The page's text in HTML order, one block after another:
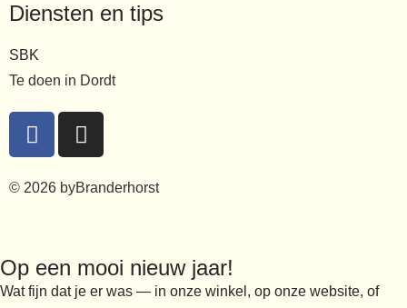
Diensten en tips
SBK
Te doen in Dordt
© 2026 byBranderhorst
Op een mooi nieuw jaar!
Wat fijn dat je er was — in onze winkel, op onze website, of